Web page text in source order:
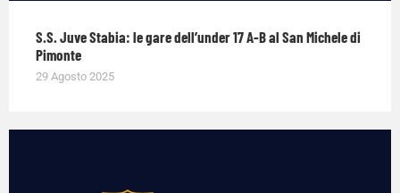
S.S. Juve Stabia: le gare dell’under 17 A-B al San Michele di
Pimonte
29 Agosto 2025